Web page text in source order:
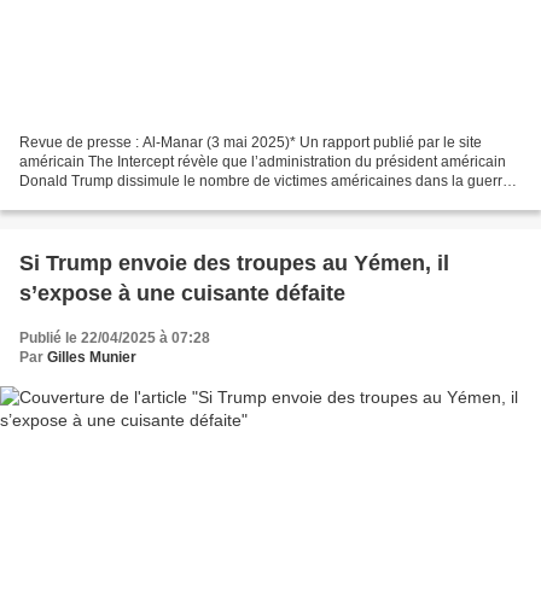
Revue de presse : Al-Manar (3 mai 2025)* Un rapport publié par le site
américain The Intercept révèle que l’administration du président américain
Donald Trump dissimule le nombre de victimes américaines dans la guerre
Si Trump envoie des troupes au Yémen, il
s’expose à une cuisante défaite
Publié le 22/04/2025 à 07:28
Par Gilles Munier